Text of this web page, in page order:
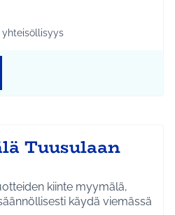
Hyrylä
mukaan: Hyvinvointi ja
yhteisöllisyys
Tuusulaan
kiinte myymälä,
käydä viemässä